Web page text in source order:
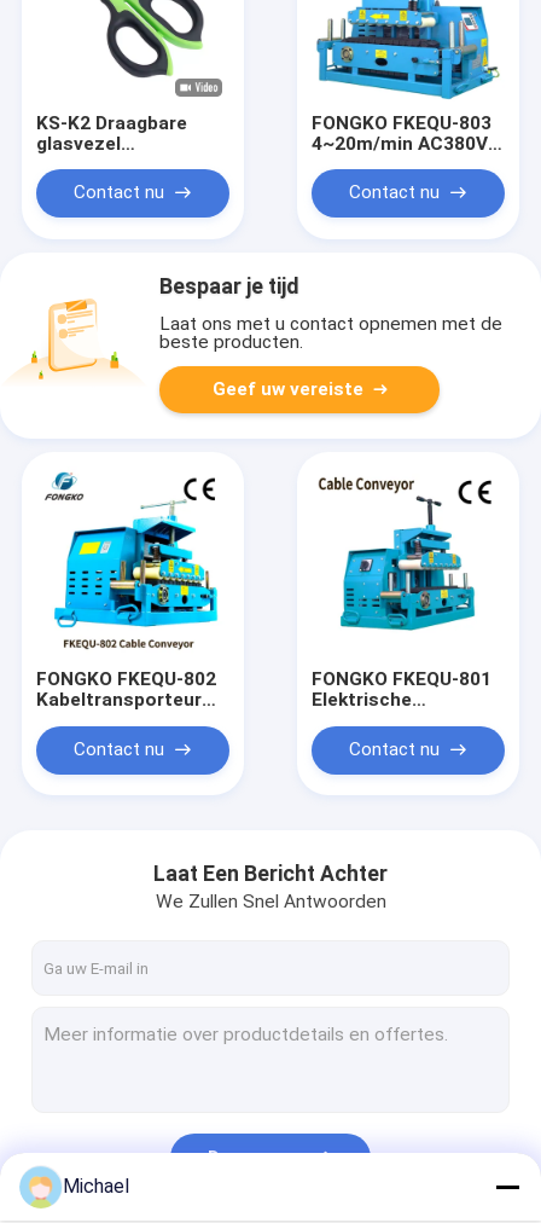
Over Ons
KS-K2 Draagbare
glasvezel
snijmachine
Contact nu
FONGKO FKEQU-803
4~20m/min AC380V
1-18cm
kabelconveyor
lichtgewicht kabel
Contact nu
Bespaar je tijd
Laat ons met u contact opnemen met de
beste producten.
Geef uw vereiste
FONGKO FKEQU-802
Kabeltransporteur
AC220V 1~10cm
Draadtrekker
Contact nu
FONGKO FKEQU-801
Elektrische
Bandtransporteur
Constructie
Contact nu
Laat Een Bericht Achter
We Zullen Snel Antwoorden
Doorgaan
Michael